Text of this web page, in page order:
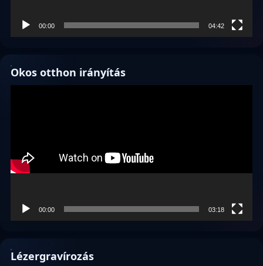
00:00 04:42
Okos otthon irányítás
00:00 03:18
Lézergravírozás